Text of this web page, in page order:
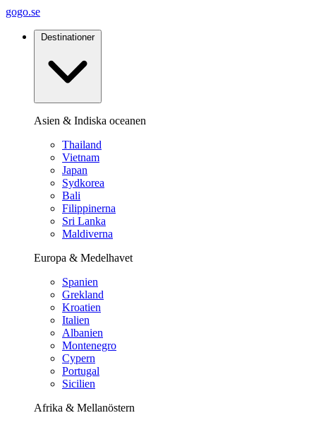
gogo.se
Destinationer
Asien & Indiska oceanen
Thailand
Vietnam
Japan
Sydkorea
Bali
Filippinerna
Sri Lanka
Maldiverna
Europa & Medelhavet
Spanien
Grekland
Kroatien
Italien
Albanien
Montenegro
Cypern
Portugal
Sicilien
Afrika & Mellanöstern